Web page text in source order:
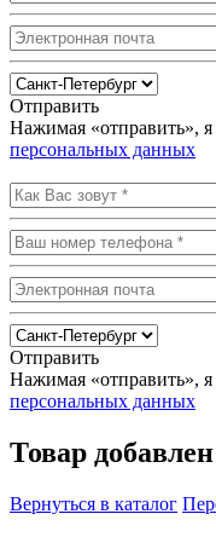
Отправить
Нажимая «отправить», я
персональных данных
Отправить
Нажимая «отправить», я
персональных данных
Товар
Вернуться в каталог